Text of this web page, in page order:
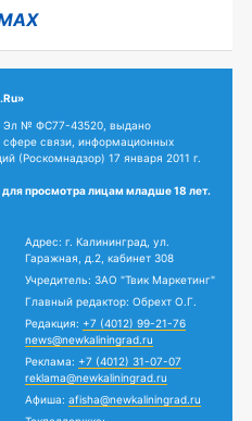
Эл № ФС77-43520, выдано
связи, информационных
(Роскомнадзор) 17 января 2011 г.
просмотра лицам младше 18 лет.
Адрес: г. Калининград, ул.
Гаражная, д.2, кабинет 308
Учредитель: ЗАО "Твик Маркетинг"
Главный редактор: Обрехт О.Г.
Редакция: +7 (4012) 99-21-76
news@newkaliningrad.ru
Реклама: +7 (4012) 31-07-07
reklama@newkaliningrad.ru
Афиша: afisha@newkaliningrad.ru